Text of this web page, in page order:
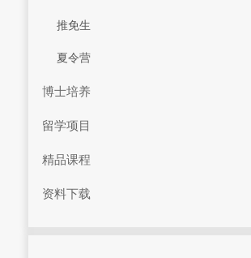
推免生
夏令营
博士培养
留学项目
精品课程
资料下载